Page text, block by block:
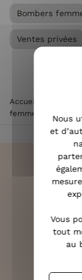
Bombers
Ventes privées
Accueil
femme
Jean
Nous
et
Vous
tout
au